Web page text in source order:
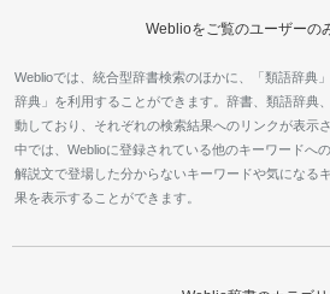
Weblioをご覧のユーザーの
Weblioでは、統合型辞書検索のほかに、「類語辞典
辞典」を利用することができます。辞書、類語辞典
動しており、それぞれの検索結果へのリンクが表示
中では、Weblioに登録されている他のキーワードへ
解説文で登場した分からないキーワードや気になる
果を表示することができます。